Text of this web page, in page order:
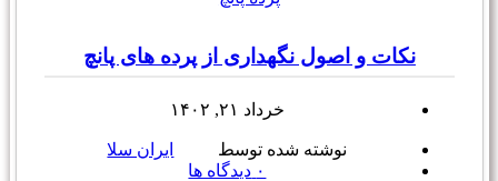
نکات و اصول نگهداری از پرده های پانچ
خرداد ۲۱, ۱۴۰۲
نوشته شده توسط
ایران سلا
۰ دیدگاه ها